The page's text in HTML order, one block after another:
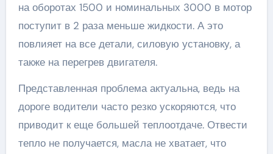
на оборотах 1500 и номинальных 3000 в мотор
поступит в 2 раза меньше жидкости. А это
повлияет на все детали, силовую установку, а
также на перегрев двигателя.
Представленная проблема актуальна, ведь на
дороге водители часто резко ускоряются, что
приводит к еще большей теплоотдаче. Отвести
тепло не получается, масла не хватает, что